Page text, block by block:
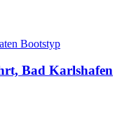
Bootstyp
Bad Karlshafen